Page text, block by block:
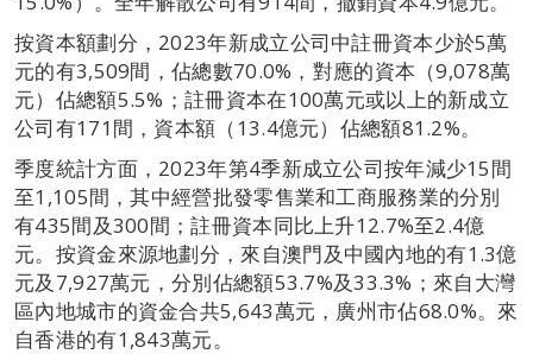
按資本額劃分，2023年新成立公司中註冊資本少於5萬
元的有3,509間，佔總數70.0%，對應的資本（9,078萬
元）佔總額5.5%；註冊資本在100萬元或以上的新成立
公司有171間，資本額（13.4億元）佔總額81.2%。
季度統計方面，2023年第4季新成立公司按年減少15間
至1,105間，其中經營批發零售業和工商服務業的分別
有435間及300間；註冊資本同比上升12.7%至2.4億
元。按資金來源地劃分，來自澳門及中國內地的有1.3億
元及7,927萬元，分別佔總額53.7%及33.3%；來自大灣
區內地城市的資金合共5,643萬元，廣州市佔68.0%。來
自香港的有1,843萬元。